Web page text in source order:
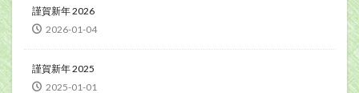
謹賀新年 2026
2026-01-04
謹賀新年 2025
2025-01-01